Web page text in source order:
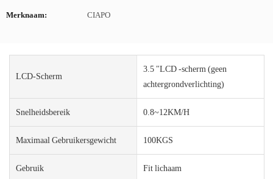
Merknaam: CIAPO
LCD-Scherm
3.5 "LCD -scherm (geen
achtergrondverlichting)
Snelheidsbereik 0.8~12KM/H
Maximaal Gebruikersgewicht 100KGS
Gebruik Fit lichaam